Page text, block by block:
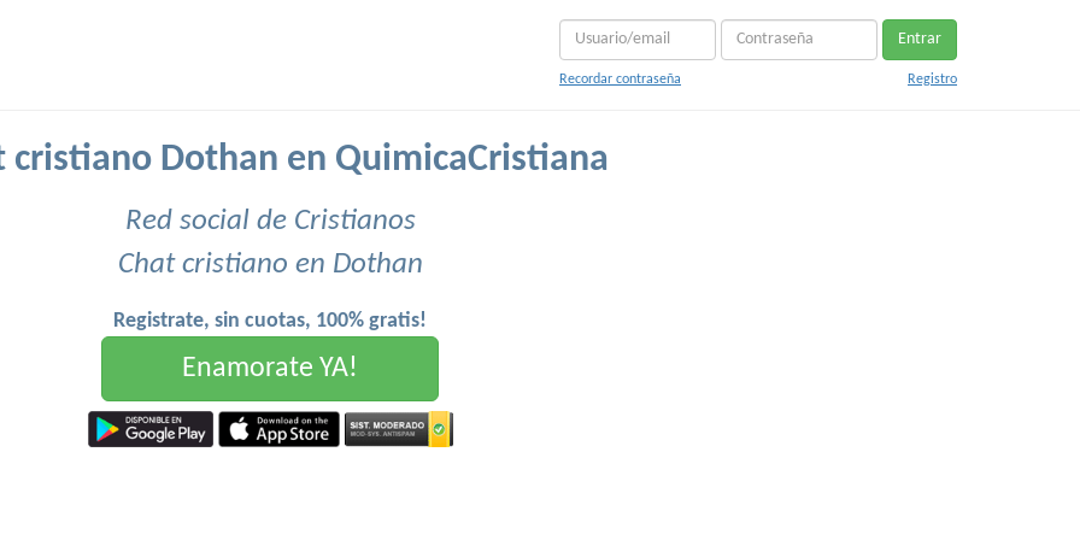
Entrar
Recordar contraseña Registro
cristiano Dothan en QuimicaCristiana
Red social de Cristianos
Chat cristiano en Dothan
Registrate, sin cuotas, 100% gratis!
Enamorate YA!